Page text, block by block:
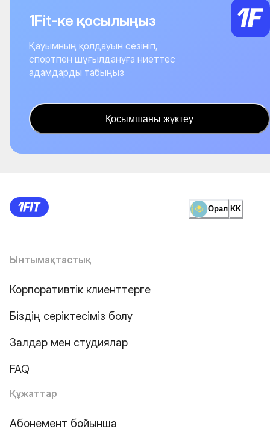
1Fit-ке қосылыңыз
Қауымның қолдауын сезініп,
спортпен шұғылдануға ниеттес
адамдарды табыңыз
Қосымшаны жүктеу
Орал KK
Ынтымақтастық
Корпоративтік клиенттерге
Біздің серіктесіміз болу
Залдар мен студиялар
FAQ
Құжаттар
Абонемент бойынша